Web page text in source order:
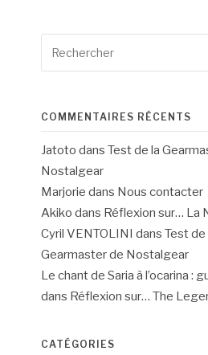
pour
COMMENTAIRES RÉCENTS
Jatoto dans Test de la
Nostalgear
Marjorie dans Nous contacter
Akiko dans Réflexion sur… La
Cyril VENTOLINI dans Test de
Gearmaster de Nostalgear
Le chant de Saria à l’ocarina :
dans Réflexion sur… The
CATÉGORIES